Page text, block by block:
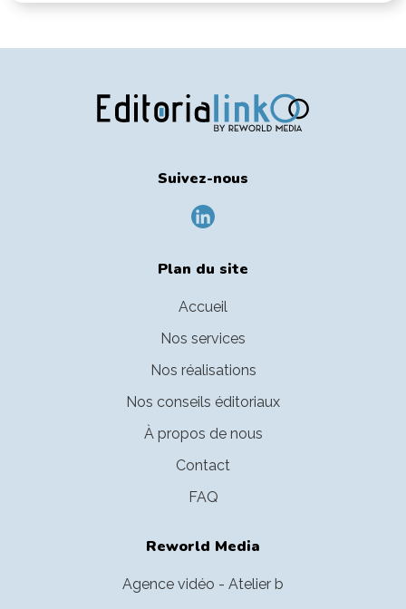
Suivez-nous
Plan du site
Accueil
Nos services
Nos réalisations
Nos conseils éditoriaux
À propos de nous
Contact
FAQ
Reworld Media
Agence vidéo - Atelier b